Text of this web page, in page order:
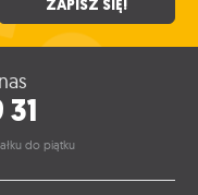
ZAPISZ SIĘ!
do piątku